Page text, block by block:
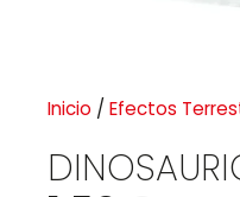
Inicio / Efectos